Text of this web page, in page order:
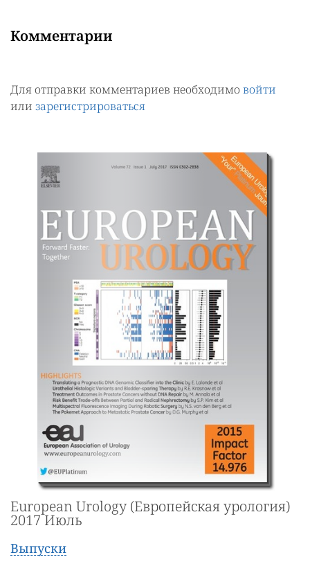
Комментарии
Для отправки комментариев необходимо войти
или зарегистрироваться
European Urology (Европейская урология)
2017 Июль
Выпуски